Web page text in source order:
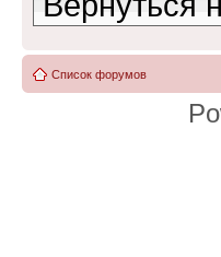
Список форумов